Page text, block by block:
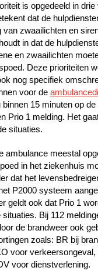
is opgedeeld in
dat de
van zwaailichten en
in dat de
en zwaailichten
Deze prioriteiten
nog specifiek
voor de
15 minuten op
Prio 1 melding. Het
situaties.
ambulance meestal
in het ziekenhuis
dat het
P2000 systeem
geldt ook dat Prio 1
Bij 112
de brandweer ook
zoals: BR bij
voor
voor dienstverlening.